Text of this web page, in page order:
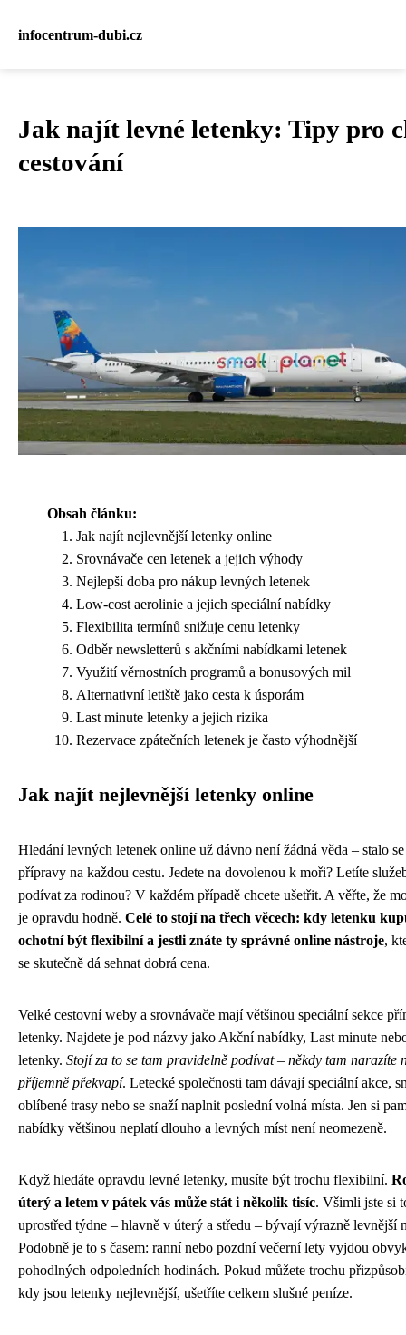
infocentrum-dubi.cz
Jak najít levné letenky: Tipy pro
cestování
Obsah článku:
Jak najít nejlevnější letenky online
Srovnávače cen letenek a jejich výhody
Nejlepší doba pro nákup levných letenek
Low-cost aerolinie a jejich speciální nabídky
Flexibilita termínů snižuje cenu letenky
Odběr newsletterů s akčními nabídkami letenek
Využití věrnostních programů a bonusových mil
Alternativní letiště jako cesta k úsporám
Last minute letenky a jejich rizika
Rezervace zpátečních letenek je často výhodnější
Jak najít nejlevnější letenky online
Hledání levných letenek online už dávno není žádná věda – stalo
přípravy na každou cestu. Jedete na dovolenou k moři? Letíte
podívat za rodinou? V každém případě chcete ušetřit. A věřte, že
je opravdu hodně. Celé to stojí na třech věcech: kdy letenku
ochotní být flexibilní a jestli znáte ty správné online nástroje,
se skutečně dá sehnat dobrá cena.
Velké cestovní weby a srovnávače mají většinou speciální sekce
letenky. Najdete je pod názvy jako Akční nabídky, Last minute
letenky. Stojí za to se tam pravidelně podívat – někdy tam narazíte
příjemně překvapí. Letecké společnosti tam dávají speciální akce,
oblíbené trasy nebo se snaží naplnit poslední volná místa. Jen si
nabídky většinou neplatí dlouho a levných míst není neomezeně.
Když hledáte opravdu levné letenky, musíte být trochu flexibilní.
úterý a letem v pátek vás může stát i několik tisíc. Všimli jste si
uprostřed týdne – hlavně v úterý a středu – bývají výrazně levnější
Podobně je to s časem: ranní nebo pozdní večerní lety vyjdou
pohodlných odpoledních hodinách. Pokud můžete trochu
kdy jsou letenky nejlevnější, ušetříte celkem slušné peníze.